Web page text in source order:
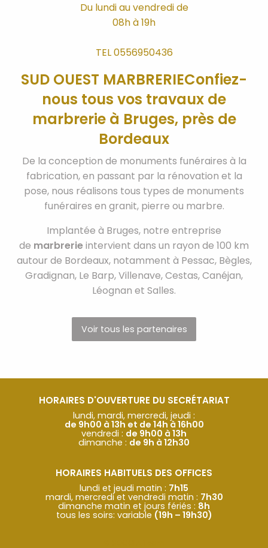
Du lundi au vendredi de
08h à 19h
TEL 0556950436
SUD OUEST MARBRERIEConfiez-
nous tous vos travaux de
marbrerie à Bruges, près de
Bordeaux
De la conception de monuments funéraires à la
fabrication, en passant par la rénovation et la
pose, nous réalisons tous types de monuments
funéraires en granit, pierre ou marbre.
Implantée à Bruges, notre entreprise
de marbrerieintervient dans un rayon de 100 km
autour de Bordeaux, notamment à Pessac, Bègles,
Gradignan, Le Barp, Villenave, Cestas, Canéjan,
Léognan et Salles.
Voir tous les partenaires
HORAIRES D'OUVERTURE DU SECRÉTARIAT
lundi, mardi, mercredi, jeudi :
de 9h00 à 13h et de 14h à 16h00
vendredi : de 9h00 à 13h
dimanche : de 9h à 12h30
HORAIRES HABITUELS DES OFFICES
lundi et jeudi matin : 7h15
mardi, mercredi et vendredi matin : 7h30
dimanche matin et jours fériés : 8h
tous les soirs: variable (19h – 19h30)